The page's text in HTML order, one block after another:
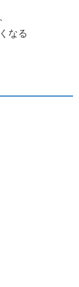
なる